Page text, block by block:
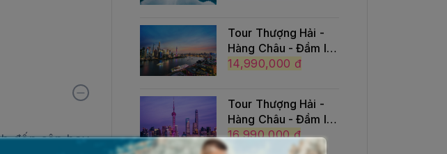
đến sân bay
Tour Thượng Hải -
Hàng Châu - Đầm lầy
Thanh Sơn - Tây Ô
14,990,000 đ
Tour Thượng Hải -
Hàng Châu - Đầm lầy
Thanh Sơn - Tây Ô
Trấn (No Shopping)
16,990,000 đ